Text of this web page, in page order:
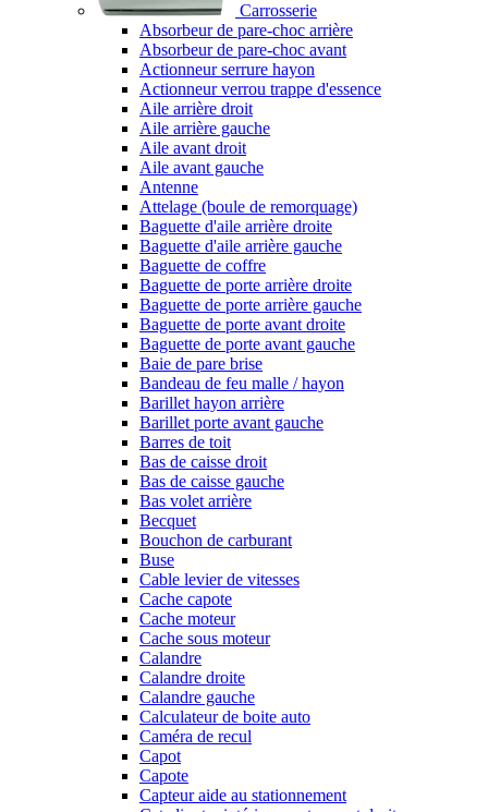
Carrosserie
Absorbeur de pare-choc arrière
Absorbeur de pare-choc avant
Actionneur serrure hayon
Actionneur verrou trappe d'essence
Aile arrière droit
Aile arrière gauche
Aile avant droit
Aile avant gauche
Antenne
Attelage (boule de remorquage)
Baguette d'aile arrière droite
Baguette d'aile arrière gauche
Baguette de coffre
Baguette de porte arrière droite
Baguette de porte arrière gauche
Baguette de porte avant droite
Baguette de porte avant gauche
Baie de pare brise
Bandeau de feu malle / hayon
Barillet hayon arrière
Barillet porte avant gauche
Barres de toit
Bas de caisse droit
Bas de caisse gauche
Bas volet arrière
Becquet
Bouchon de carburant
Buse
Cable levier de vitesses
Cache capote
Cache moteur
Cache sous moteur
Calandre
Calandre droite
Calandre gauche
Calculateur de boite auto
Caméra de recul
Capot
Capote
Capteur aide au stationnement